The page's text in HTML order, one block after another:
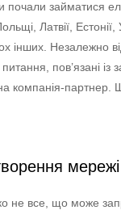
почали займатися
Латвії, Естонії,
інших. Незалежно
питання, пов’язані
компанія-партнер.
мережі
не все, що може